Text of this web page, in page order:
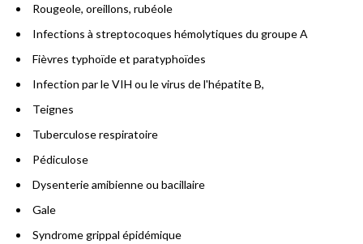
Rougeole, oreillons, rubéole
Infections à streptocoques hémolytiques du groupe A
Fièvres typhoïde et paratyphoïdes
Infection par le VIH ou le virus de l'hépatite B,
Teignes
Tuberculose respiratoire
Pédiculose
Dysenterie amibienne ou bacillaire
Gale
Syndrome grippal épidémique